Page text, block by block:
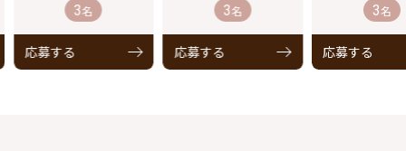
3名
応募する
3名
応募する
3名
応募する